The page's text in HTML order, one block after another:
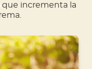
incrementa la